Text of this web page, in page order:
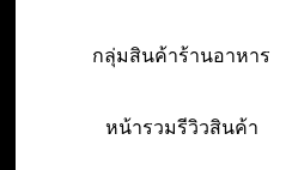
กลุ่มสินค้าร้านอาหาร
หน้ารวมรีวิวสินค้า